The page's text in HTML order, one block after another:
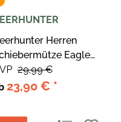
Herren
Eagle
EDGE®
56/57
23,90 € *
29,99 €